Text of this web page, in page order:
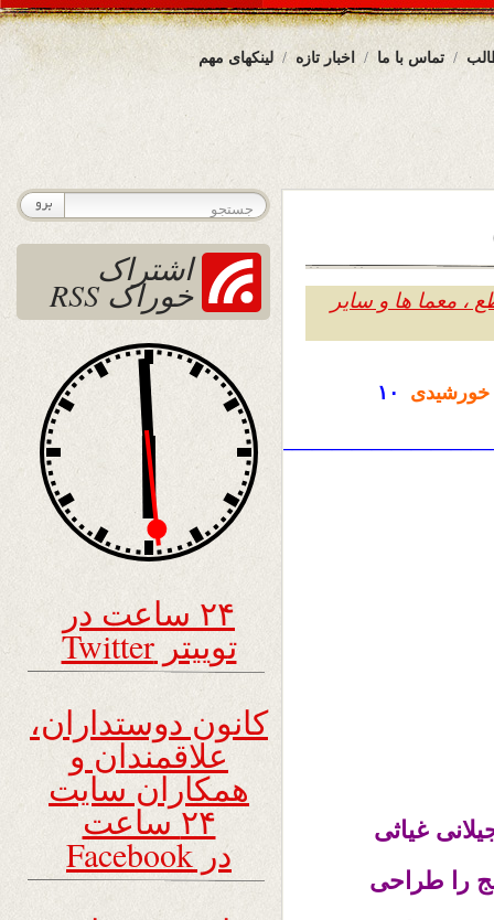
لینکهای مهم اخبار تازه تماس با ما
، معما ها و سایر
خورشیدی
غیاثی
را طراحی
اشتراک
خوراک RSS
۲۴ ساعت در
توییتر Twitter
کانون دوستداران،
علاقمندان و
همکاران سایت
۲۴ ساعت
در Facebook